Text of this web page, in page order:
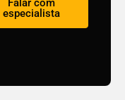
Falar com
especialista